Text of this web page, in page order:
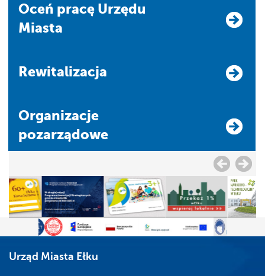
Oceń pracę Urzędu
Miasta
Rewitalizacja
Organizacje
pozarządowe
Urząd Miasta Ełku